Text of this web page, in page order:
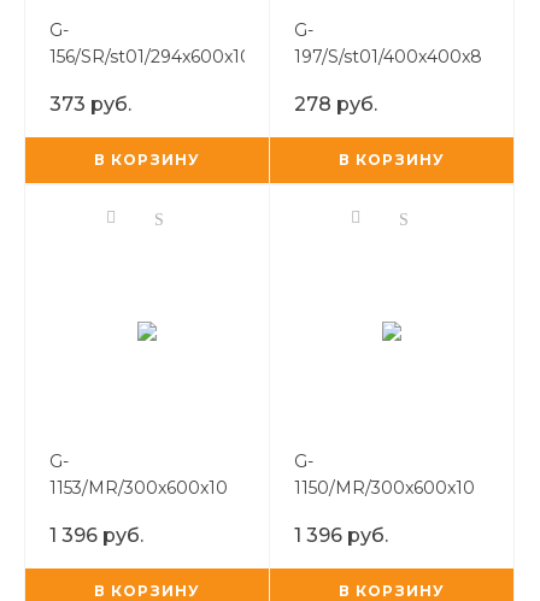
G-
156/SR/st01/294x600x10
373 руб.
В КОРЗИНУ
G-
197/S/st01/400x400x8
278 руб.
В КОРЗИНУ
G-
1153/MR/300x600x10
1 396 руб.
В КОРЗИНУ
G-
1150/MR/300x600x10
1 396 руб.
В КОРЗИНУ